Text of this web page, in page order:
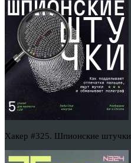
Хакер #325. Шпионские штучки